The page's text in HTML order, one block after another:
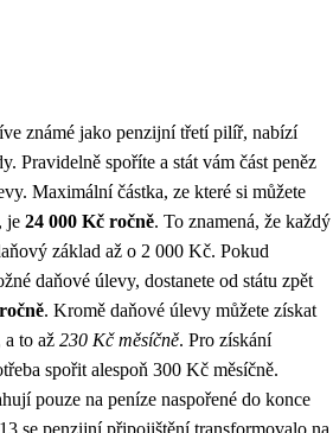
známé jako penzijní třetí pilíř, nabízí
Pravidelně spoříte a stát vám část peněz
Maximální částka, ze které si můžete
je 24 000 Kč ročně. To znamená, že každý
základ až o 2 000 Kč. Pokud
daňové úlevy, dostanete od státu zpět
. Kromě daňové úlevy můžete získat
a to až 230 Kč měsíčně. Pro získání
spořit alespoň 300 Kč měsíčně.
pouze na peníze naspořené do konce
se penzijní připojištění transformovalo na